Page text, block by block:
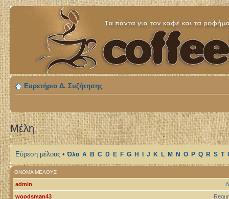
Ευρετήριο Δ. Συζήτησης
Μέλη
Εύρεση μέλους •Όλα A B C D E F G H J K L M N O P Q R S T
ΌΝΟΜΑ ΜΈΛΟΥΣ
admin
woodsman43